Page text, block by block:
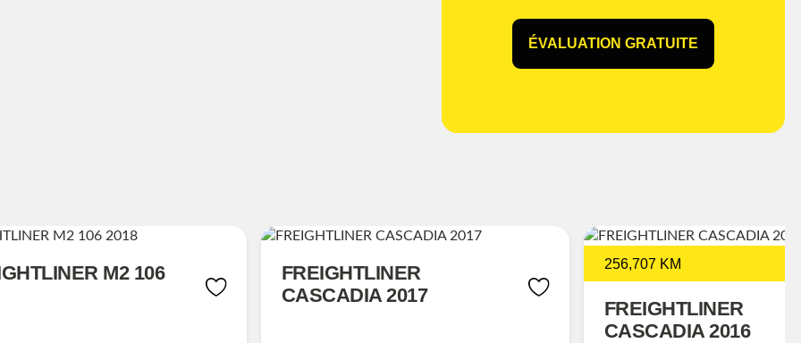
ÉVALUATION GRATUITE
M2 106
FREIGHTLINER
CASCADIA 2017
256,707 KM
FREIGHTLINER
CASCADIA 2016